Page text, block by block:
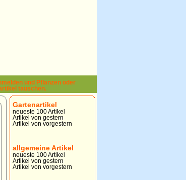
Gartenartikel
neueste 100 Artikel
Artikel von gestern
Artikel von vorgestern
allgemeine Artikel
neueste 100 Artikel
Artikel von gestern
Artikel von vorgestern